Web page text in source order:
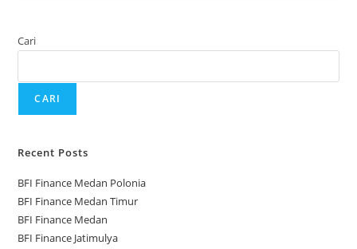
Cari
CARI
Recent Posts
BFI Finance Medan Polonia
BFI Finance Medan Timur
BFI Finance Medan
BFI Finance Jatimulya